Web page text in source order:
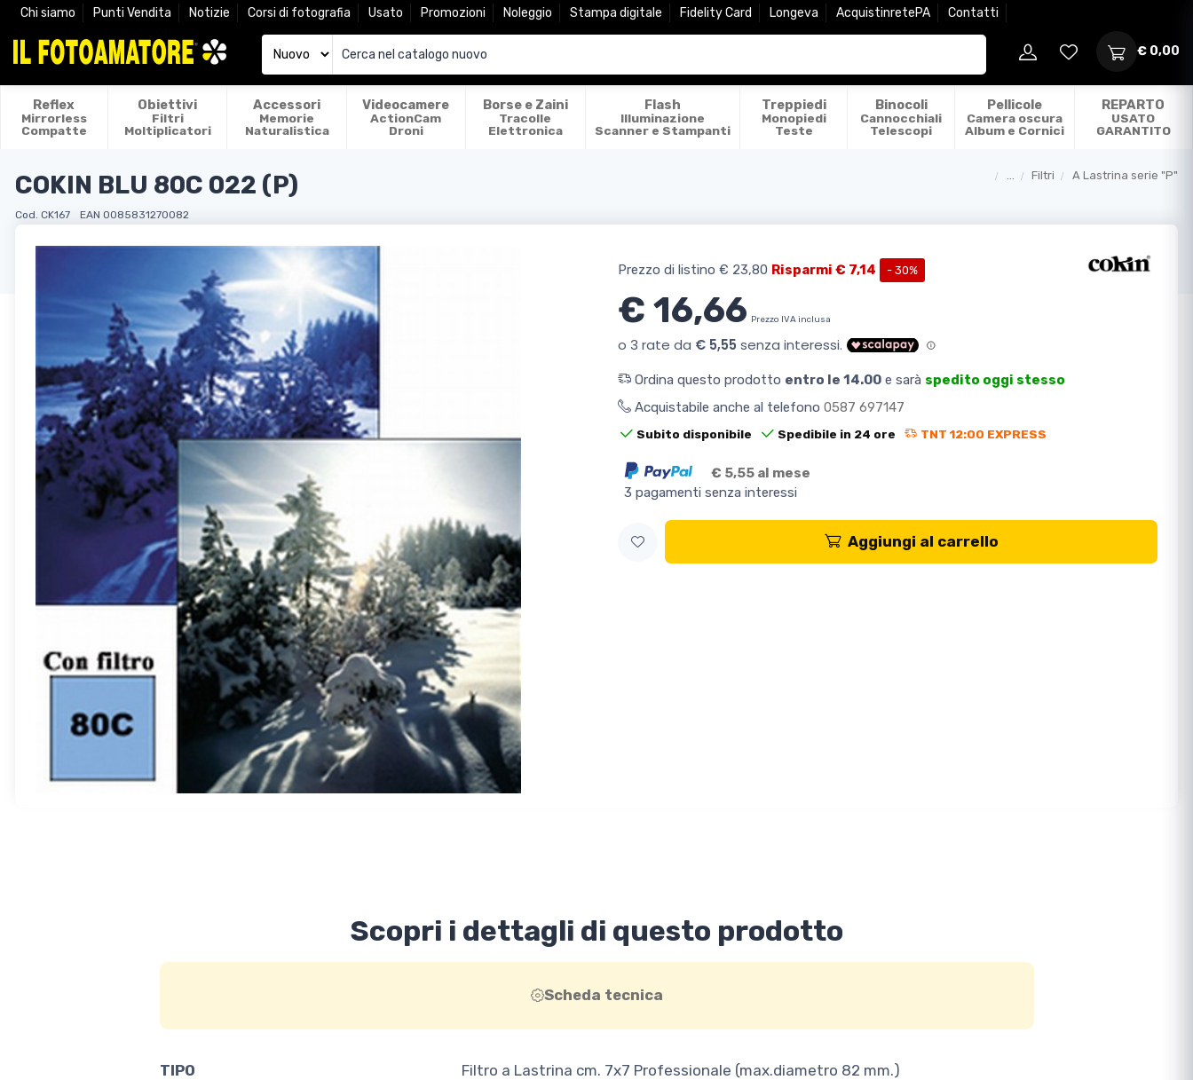
Chi siamo Punti Vendita Notizie Corsi di fotografia Usato Promozioni Noleggio Stampa digitale Fidelity Card Longeva AcquistinretePA Contatti
€ 0,00
Reflex
Mirrorless
Compatte
Obiettivi
Filtri
Moltiplicatori
Accessori
Memorie
Naturalistica
Videocamere
ActionCam
Droni
Borse e Zaini
Tracolle
Elettronica
Flash
Illuminazione
Scanner e Stampanti
Treppiedi
Monopiedi
Teste
Binocoli
Cannocchiali
Telescopi
Pellicole
Camera oscura
Album e Cornici
REPARTO
USATO
GARANTITO
Filtri A Lastrina serie "P"
COKIN BLU 80C 022 (P)
Cod. CK167 EAN 0085831270082
Prezzo di listino € 23,80 Risparmi € 7,14 - 30%
€ 16,66 Prezzo IVA inclusa
Ordina questo prodotto entro le 14.00 e sarà spedito oggi stesso
Acquistabile anche al telefono 0587 697147
Subito disponibile Spedibile in 24 ore TNT 12:00 EXPRESS
€ 5,55 al mese
3 pagamenti senza interessi
Aggiungi al carrello
Scopri i dettagli di questo prodotto
Scheda tecnica
TIPO Filtro a Lastrina cm. 7x7 Professionale (max.diametro 82 mm.)